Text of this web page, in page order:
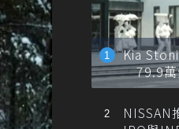
Kia
79.9萬